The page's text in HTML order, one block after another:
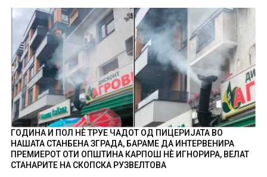
ГОДИНА И ПОЛ НÈ ТРУЕ ЧАДОТ ОД ПИЦЕРИЈАТА ВО
НАШАТА СТАНБЕНА ЗГРАДА, БАРАМЕ ДА ИНТЕРВЕНИРА
ПРЕМИЕРОТ ОТИ ОПШТИНА КАРПОШ НÈ ИГНОРИРА, ВЕЛАТ
СТАНАРИТЕ НА СКОПСКА РУЗВЕЛТОВА